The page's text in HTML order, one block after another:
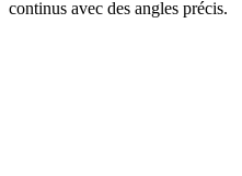
continus avec des angles précis.